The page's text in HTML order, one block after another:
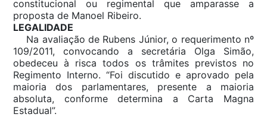
constitucional ou regimental que amparasse a
proposta de Manoel Ribeiro.
LEGALIDADE
Na avaliação de Rubens Júnior, o requerimento nº
109/2011, convocando a secretária Olga Simão,
obedeceu à risca todos os trâmites previstos no
Regimento Interno. “Foi discutido e aprovado pela
maioria dos parlamentares, presente a maioria
absoluta, conforme determina a Carta Magna
Estadual”.